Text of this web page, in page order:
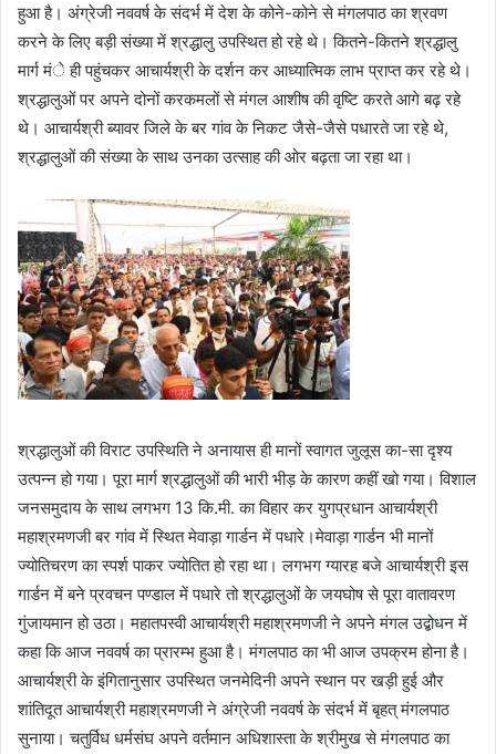
हुआ है। अंग्रेजी नववर्ष के संदर्भ में देश के कोने-कोने से मंगलपाठ का श्रवण
करने के लिए बड़ी संख्या में श्रद्धालु उपस्थित हो रहे थे। कितने-कितने श्रद्धालु
मार्ग मंे ही पहुंचकर आचार्यश्री के दर्शन कर आध्यात्मिक लाभ प्राप्त कर रहे थे।
श्रद्धालुओं पर अपने दोनों करकमलों से मंगल आशीष की वृष्टि करते आगे बढ़ रहे
थे। आचार्यश्री ब्यावर जिले के बर गांव के निकट जैसे-जैसे पधारते जा रहे थे,
श्रद्धालुओं की संख्या के साथ उनका उत्साह की ओर बढ़ता जा रहा था।
श्रद्धालुओं की विराट उपस्थिति ने अनायास ही मानों स्वागत जुलूस का-सा दृश्य
उत्पन्न हो गया। पूरा मार्ग श्रद्धालुओं की भारी भीड़ के कारण कहीं खो गया। विशाल
जनसमुदाय के साथ लगभग 13 कि.मी. का विहार कर युगप्रधान आचार्यश्री
महाश्रमणजी बर गांव में स्थित मेवाड़ा गार्डन में पधारे।मेवाड़ा गार्डन भी मानों
ज्योतिचरण का स्पर्श पाकर ज्योतित हो रहा था। लगभग ग्यारह बजे आचार्यश्री इस
गार्डन में बने प्रवचन पण्डाल में पधारे तो श्रद्धालुओं के जयघोष से पूरा वातावरण
गुंजायमान हो उठा। महातपस्वी आचार्यश्री महाश्रमणजी ने अपने मंगल उद्बोधन में
कहा कि आज नववर्ष का प्रारम्भ हुआ है। मंगलपाठ का भी आज उपक्रम होना है।
आचार्यश्री के इंगितानुसार उपस्थित जनमेदिनी अपने स्थान पर खड़ी हुई और
शांतिदूत आचार्यश्री महाश्रमणजी ने अंग्रेजी नववर्ष के संदर्भ में बृहत् मंगलपाठ
सुनाया। चतुर्विध धर्मसंघ अपने वर्तमान अधिशास्ता के श्रीमुख से मंगलपाठ का